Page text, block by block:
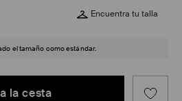
Encuentra tu talla
el tamaño como estándar.
la cesta